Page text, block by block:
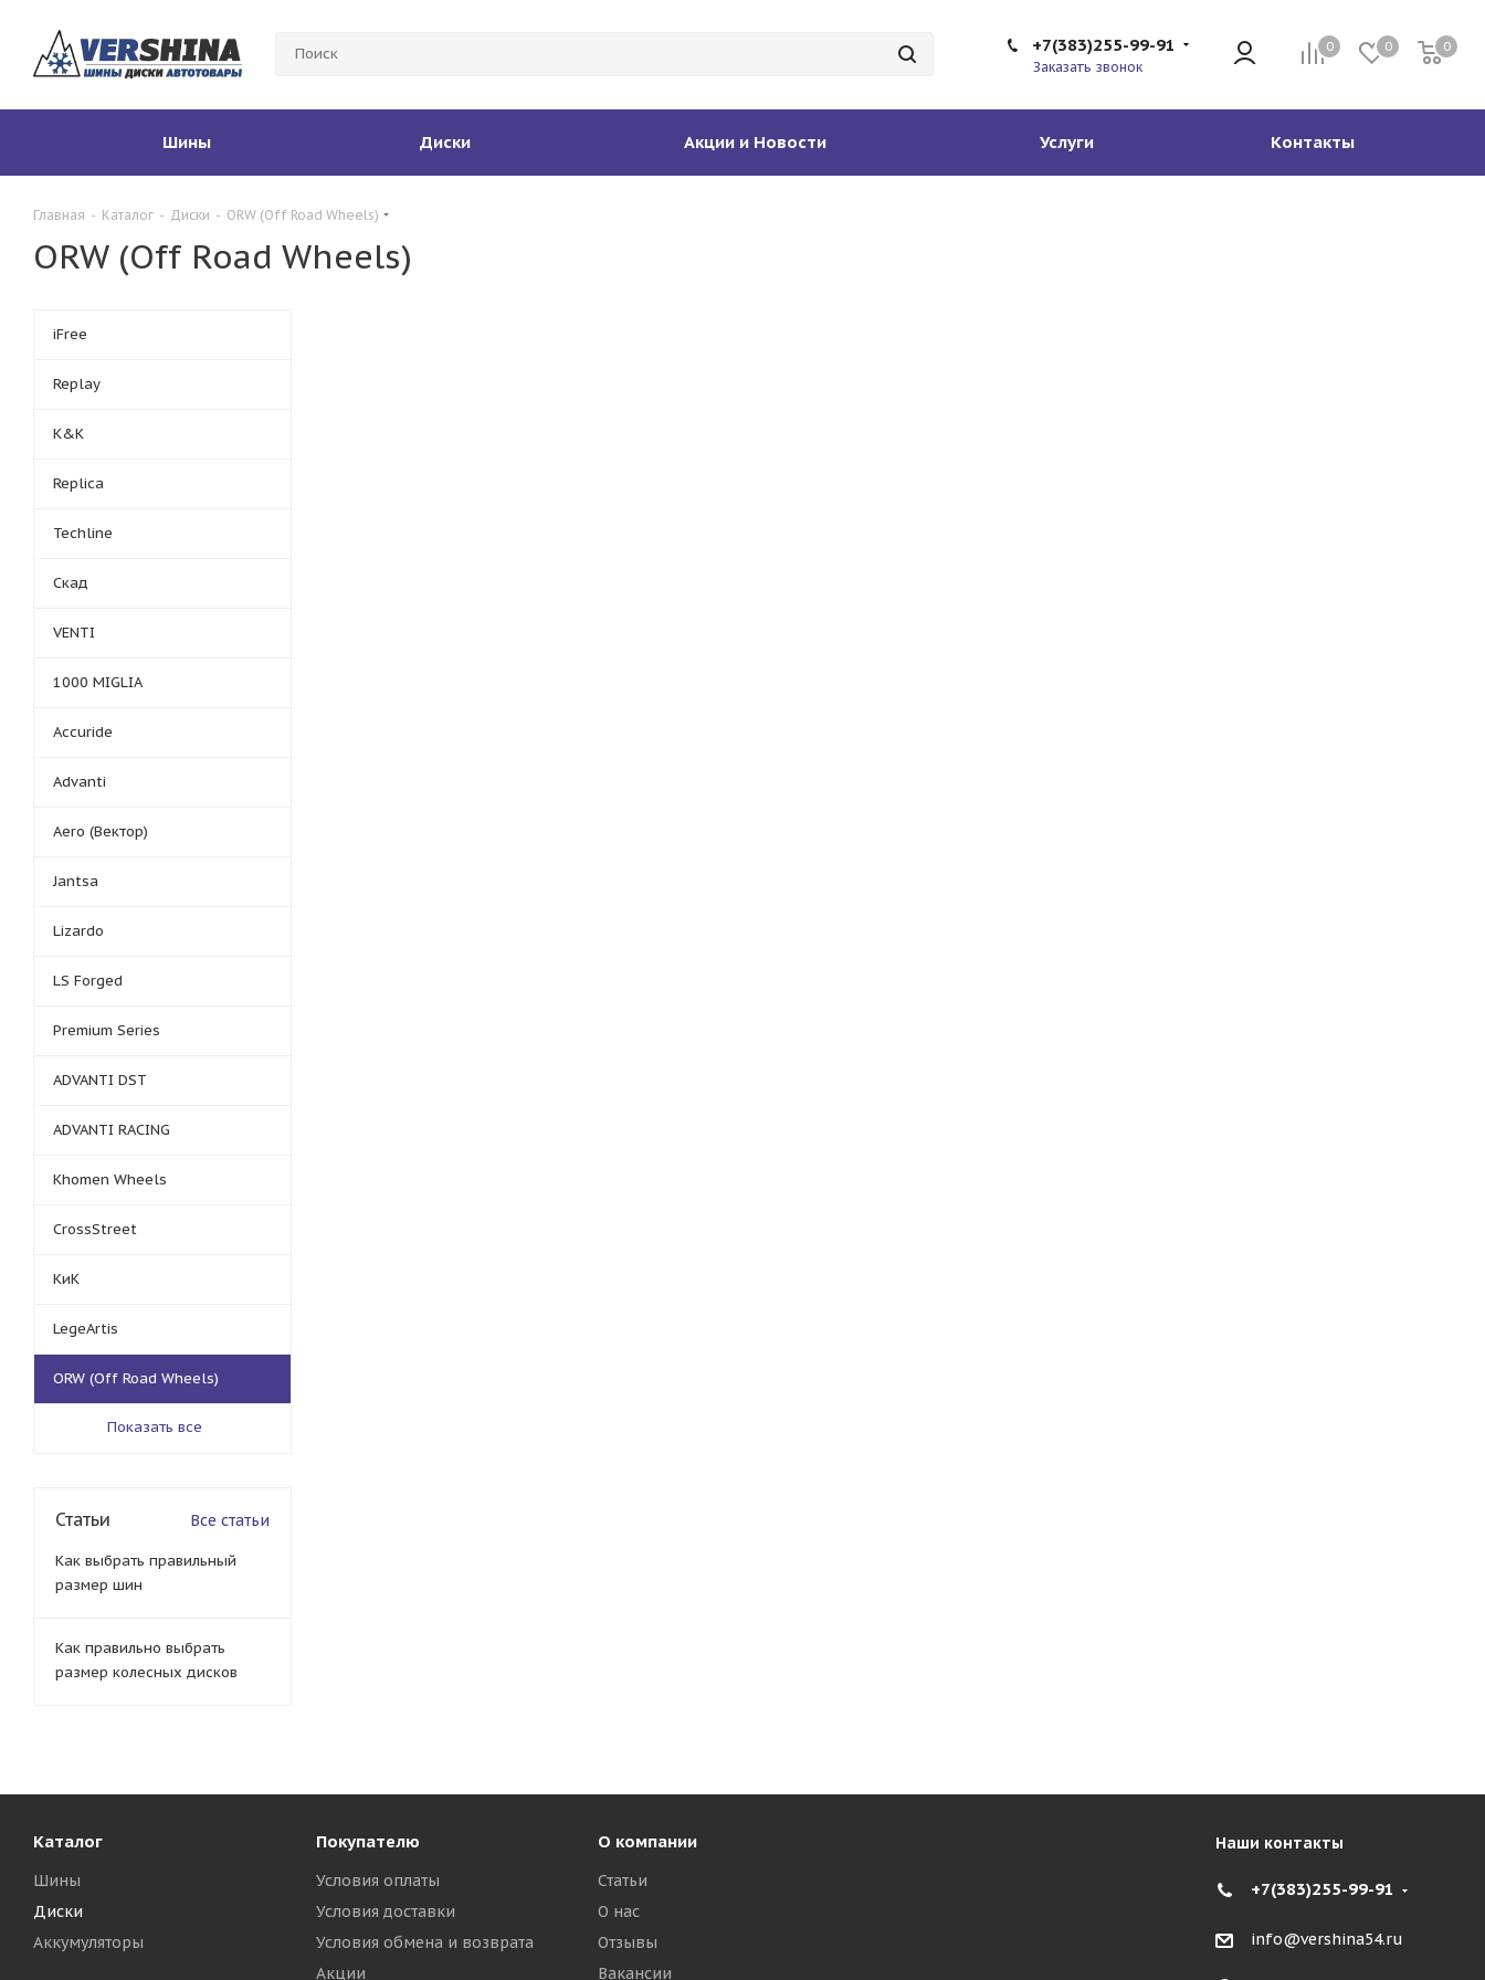
0 0 0
+7(383)255-99-91
Заказать звонок
Шины Диски Акции и Новости Услуги Контакты
Главная - Каталог - Диски - ORW (Off Road Wheels)
ORW (Off Road Wheels)
iFree
Replay
K&K
Replica
Techline
Скад
VENTI
1000 MIGLIA
Accuride
Advanti
Aero (Вектор)
Jantsa
Lizardo
LS Forged
Premium Series
ADVANTI DST
ADVANTI RACING
Khomen Wheels
CrossStreet
КиК
LegeArtis
ORW (Off Road Wheels)
Показать все
Статьи Все статьи
Как выбрать правильный
размер шин
Как правильно выбрать
размер колесных дисков
Каталог
Шины
Диски
Аккумуляторы
Покупателю
Условия оплаты
Условия доставки
Условия обмена и возврата
Акции
О компании
Статьи
О нас
Отзывы
Вакансии
Наши контакты
+7(383)255-99-91
info@vershina54.ru